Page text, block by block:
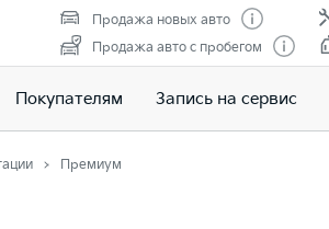
Продажа новых авто
Продажа авто с пробегом
Покупателям Запись на сервис
Премиум